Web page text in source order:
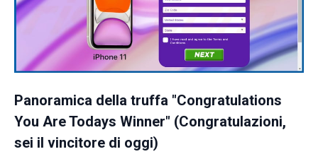
Panoramica della truffa "Congratulations
You Are Todays Winner" (Congratulazioni,
sei il vincitore di oggi)